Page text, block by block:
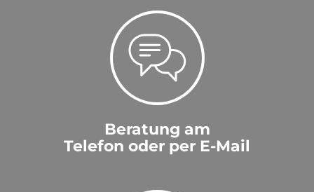
Beratung am
Telefon oder per E-Mail